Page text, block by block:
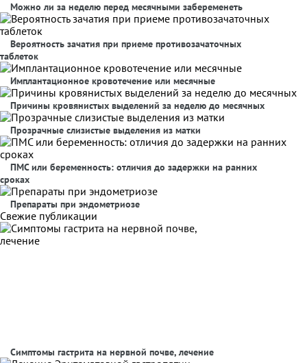
Можно ли за неделю перед месячными забеременеть
Вероятность зачатия при приеме противозачаточных
таблеток
Имплантационное кровотечение или месячные
Причины кровянистых выделений за неделю до месячных
Прозрачные слизистые выделения из матки
ПМС или беременность: отличия до задержки на ранних
сроках
Препараты при эндометриозе
Свежие публикации
Симптомы гастрита на нервной почве, лечение